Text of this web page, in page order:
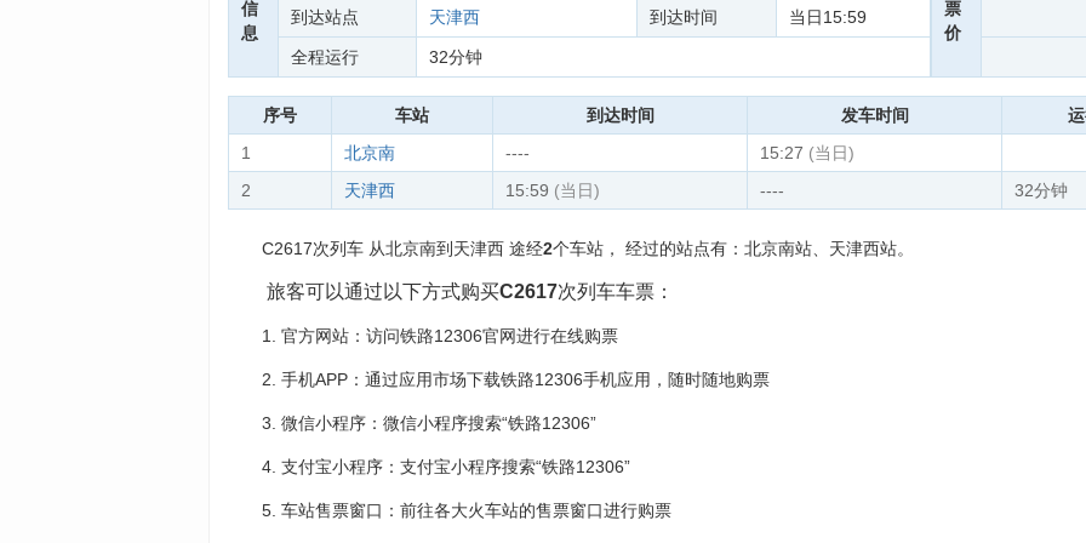
信
息
到达站点 天津西 到达时间 当日15:59
全程运行 32分钟
票
价
序号 车站 到达时间 发车时间
1
北京南 ---- 15:27 (当日)
2
天津西 15:59 (当日) ---- 32分钟
C2617次列车 从北京南到天津西 途经2个车站， 经过的站点有：北京南站、天津西站。
旅客可以通过以下方式购买C2617次列车车票：
1. 官方网站：访问铁路12306官网进行在线购票
2. 手机APP：通过应用市场下载铁路12306手机应用，随时随地购票
3. 微信小程序：微信小程序搜索“铁路12306”
4. 支付宝小程序：支付宝小程序搜索“铁路12306”
5. 车站售票窗口：前往各大火车站的售票窗口进行购票